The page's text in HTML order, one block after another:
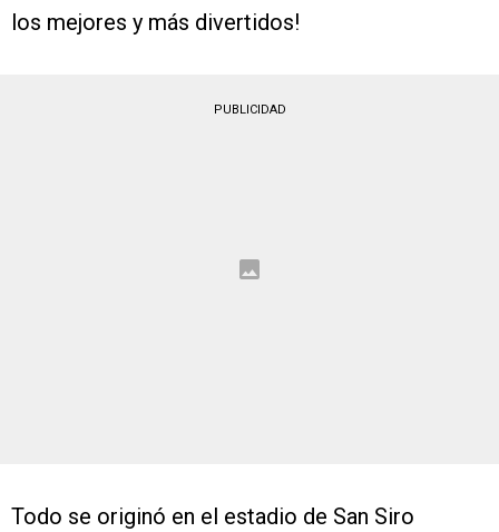
los mejores y más divertidos!
PUBLICIDAD
Todo se originó en el estadio de San Siro